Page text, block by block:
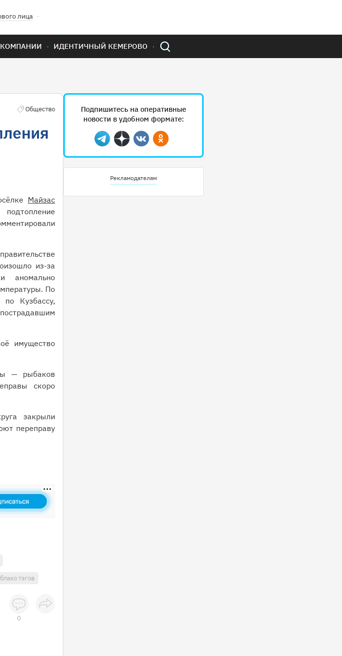
лица
КОМПАНИИ ИДЕНТИЧНЫЙ КЕМЕРОВО
Общество
Майзас
из-за
аномально
По
Кузбассу,
имущество
— рыбаков
скоро
закрыли
переправу
тэгов
0
Подпишитесь на оперативные
новости в удобном формате:
Telegram
ДзенВконтактеОдноклассники
Рекламодателям